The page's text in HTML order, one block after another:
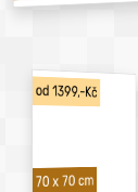
od 1399,-Kč
70 x 70 cm